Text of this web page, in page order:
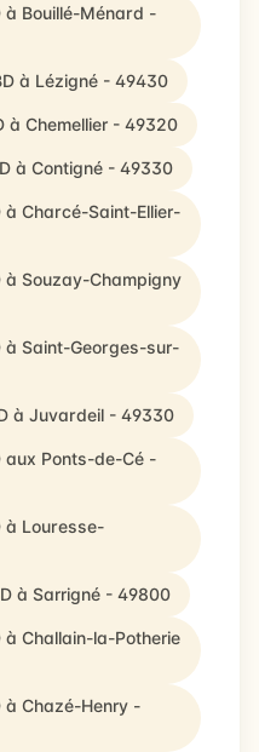
à Bouillé-Ménard -
à Lézigné - 49430
à Chemellier - 49320
à Contigné - 49330
Charcé-Saint-Ellier-
à Souzay-Champigny
à Saint-Georges-sur-
à Juvardeil - 49330
aux Ponts-de-Cé -
à Louresse-
à Sarrigné - 49800
Challain-la-Potherie
à Chazé-Henry -